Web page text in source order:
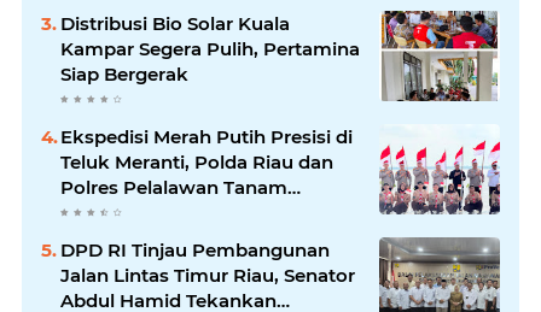
Distribusi Bio Solar Kuala
Kampar Segera Pulih, Pertamina
Siap Bergerak
Ekspedisi Merah Putih Presisi di
Teluk Meranti, Polda Riau dan
Polres Pelalawan Tanam
Mangrove Demi Negeri
DPD RI Tinjau Pembangunan
Jalan Lintas Timur Riau, Senator
Abdul Hamid Tekankan